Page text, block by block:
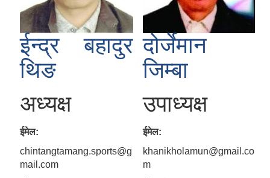
ईन्द्र बहादुर
थिङ
अध्यक्ष
ईमेल:
chintangtamang.sports@g
mail.com
दोर्जेमान
जिम्बा
उपाध्यक्ष
ईमेल:
khanikholamun@gmail.co
m